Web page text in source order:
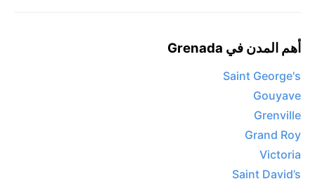
أهم المدن في Grenada
Saint George's
Gouyave
Grenville
Grand Roy
Victoria
Saint David’s